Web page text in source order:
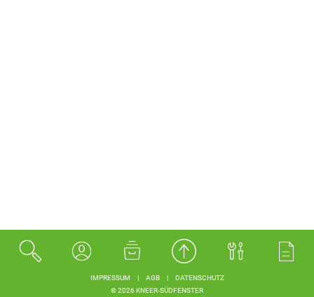
© 2026 KNEER-SÜDFENSTER
IMPRESSUM AGB DATENSCHUTZ